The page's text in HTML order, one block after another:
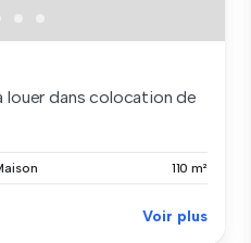
louer dans colocation de
110 m²
Voir plus